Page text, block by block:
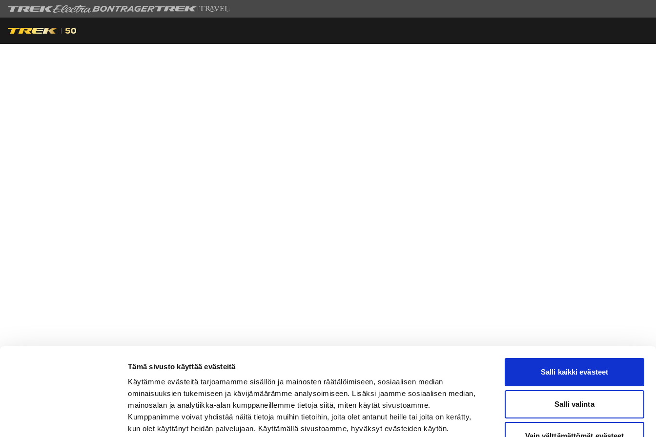
Tämä sivusto käyttää evästeitä
Käytämme evästeitä tarjoamamme sisällön ja mainosten räätälöimiseen, sosiaalisen median
ominaisuuksien tukemiseen ja kävijämäärämme analysoimiseen. Lisäksi jaamme sosiaalisen median,
mainosalan ja analytiikka-alan kumppaneillemme tietoja siitä, miten käytät sivustoamme.
Kumppanimme voivat yhdistää näitä tietoja muihin tietoihin, joita olet antanut heille tai joita on kerätty,
kun olet käyttänyt heidän palvelujaan. Käyttämällä sivustoamme, hyväksyt evästeiden käytön.
Salli kaikki evästeet
Salli valinta